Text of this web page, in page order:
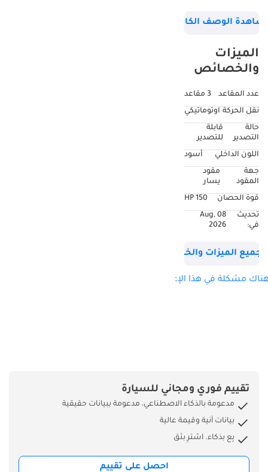
GCC - خليجية
2025 Fiat Scudo L3
Van 2.0T BlueHDi
--------------------------
الماركة: Fiat
الموديل: L3 Van
اللون: أبيض
كيلومترات: 0 كم
عدد الأبواب: 4 أبواب
نوع المحرك: ديزل
(inline-4)
أوتوماتيكي بـ 8 سرعات
نظام الدفع: دفع
الطول (مم): 5309
العرض (مم): 2204
الارتفاع (مم): 1940
الوصف الكامل
الميزات
والخصائص
عدد المقاعد
3 مقاعد
نقل الحركة اوتوماتيكي
حالة
التصدير
قابلة
للتصدير
اللون الداخلي
أسود
جهة
المقود
مقود
يسار
قوة الحصان
150 HP
تحديث
في:
08 Aug,
2026
جميع الميزات والخصائص
مشكلة في هذا الإعلان؟
تقييم فوري ومجاني للسيارة
مدعومة بالذكاء الاصطناعي، مدعومة ببيانات حقيقية
بيانات آنية وقيمة عالية
بِع بذكاء. اشترِ بثق
احصل على تقييم